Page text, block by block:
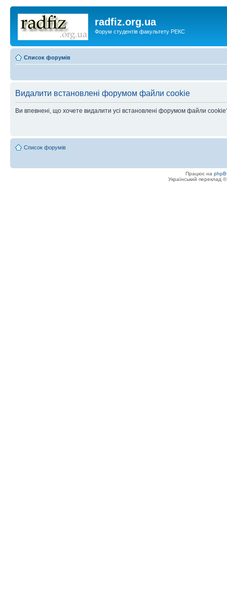
radfiz.org.ua
Форум студентів факультету РЕКС
Список форумів
Видалити встановлені форумом файли cookie
Ви впевнені, що хочете видалити усі встановлені форумом файли
Список форумів
Працює на
Український переклад